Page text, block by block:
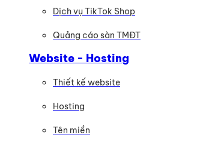
Dịch vụ TikTok Shop
Quảng cáo sàn TMĐT
Website - Hosting
Thiết kế website
Hosting
Tên miền